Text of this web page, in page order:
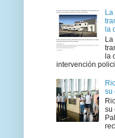
la
La
la
intervención
su
su